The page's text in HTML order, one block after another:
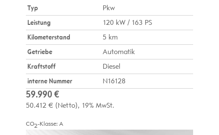
Typ
Pkw
Leistung
120 kW / 163 PS
Kilometerstand
5 km
Getriebe
Automatik
Kraftstoff
Diesel
interne Nummer
N16128
59.990 €
50.412 € (Netto) 19% MwSt.
CO2-Klasse: A